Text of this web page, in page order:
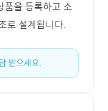
품을 등록하고 소
로 설계됩니다.
받으세요.